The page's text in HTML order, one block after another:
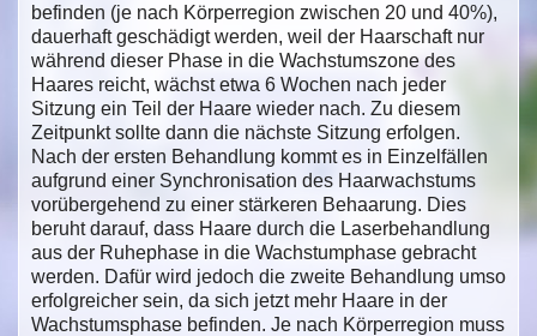
befinden (je nach Körperregion zwischen 20 und 40%),
dauerhaft geschädigt werden, weil der Haarschaft nur
während dieser Phase in die Wachstumszone des
Haares reicht, wächst etwa 6 Wochen nach jeder
Sitzung ein Teil der Haare wieder nach. Zu diesem
Zeitpunkt sollte dann die nächste Sitzung erfolgen.
Nach der ersten Behandlung kommt es in Einzelfällen
aufgrund einer Synchronisation des Haarwachstums
vorübergehend zu einer stärkeren Behaarung. Dies
beruht darauf, dass Haare durch die Laserbehandlung
aus der Ruhephase in die Wachstumphase gebracht
werden. Dafür wird jedoch die zweite Behandlung umso
erfolgreicher sein, da sich jetzt mehr Haare in der
Wachstumsphase befinden. Je nach Körperregion muss